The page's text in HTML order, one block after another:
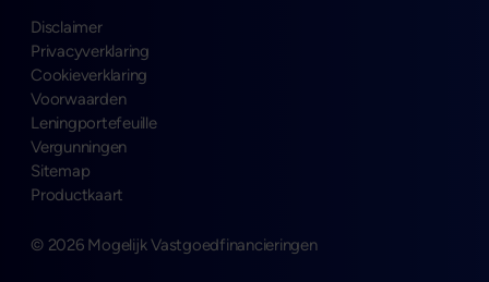
© 2026 Mogelijk Vastgoedfinancieringen
Disclaimer
Privacyverklaring
Cookieverklaring
Voorwaarden
Leningportefeuille
Vergunningen
Sitemap
Productkaart